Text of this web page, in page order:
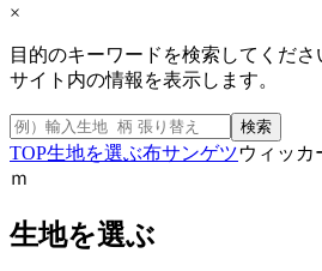
×
目的のキーワードを検索してくださ
サイト内の情報を表示します。
検索
TOP生地を選ぶ布サンゲツウィッカ
ｍ
生地を選ぶ